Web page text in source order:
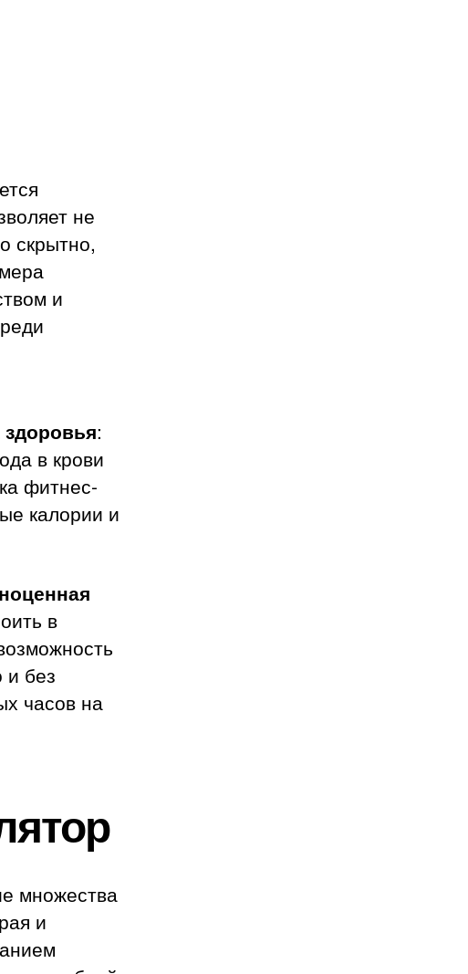
не
скрытно,
и
:
в крови
фитнес-
калории и
в
и без
часов на
множества
и